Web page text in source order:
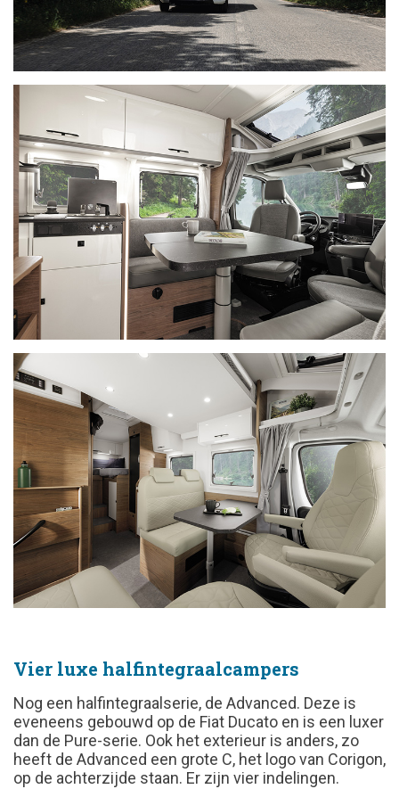
Vier luxe halfintegraalcampers
Nog een halfintegraalserie, de Advanced. Deze is
eveneens gebouwd op de Fiat Ducato en is een luxer
dan de Pure-serie. Ook het exterieur is anders, zo
heeft de Advanced een grote C, het logo van Corigon,
op de achterzijde staan. Er zijn vier indelingen.